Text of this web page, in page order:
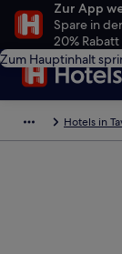
Zur App
Spare in
20%
Zum Hauptinhalt
Hotels in